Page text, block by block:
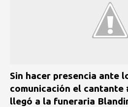
Sin hacer presencia ante
comunicación el cantante
llegó a la funeraria